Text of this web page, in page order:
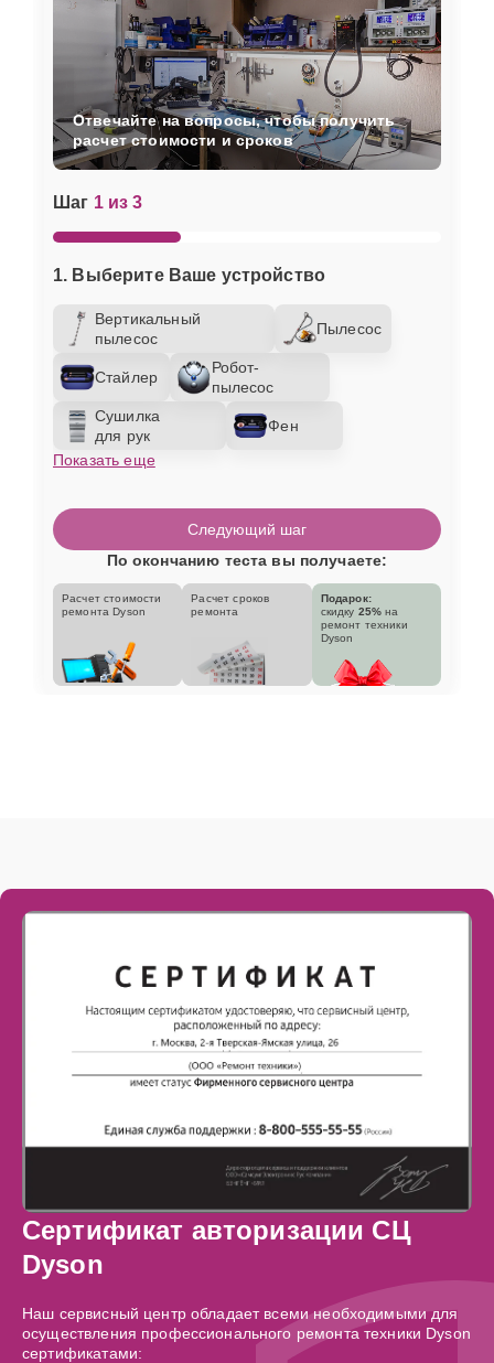
Шаг 1 из 3
1. Выберите Ваше устройство
Вертикальный
пылесос
Пылесос
Стайлер
Робот-
пылесос
Сушилка
для рук
Фен
Показать еще
Отвечайте на вопросы, чтобы получить
расчет стоимости и сроков
Следующий шаг
По окончанию теста вы получаете:
Расчет стоимости
ремонта Dyson
Расчет сроков
ремонта
Подарок:
скидку 25% на
ремонт техники
Dyson
Сертификат авторизации СЦ
Dyson
Наш сервисный центр обладает всеми необходимыми для
осуществления профессионального ремонта техники Dyson
сертификатами: